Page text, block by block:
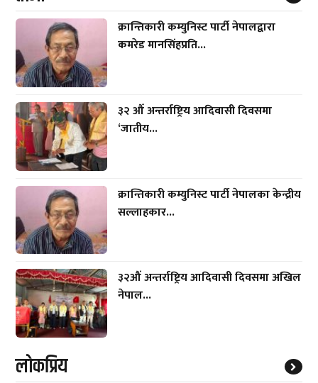
क्रान्तिकारी कम्युनिस्ट पार्टी नेपालद्वारा
कमरेड मानसिंहप्रति...
३२ औँ अन्तर्राष्ट्रिय आदिवासी दिवसमा
‘जातीय...
क्रान्तिकारी कम्युनिस्ट पार्टी नेपालका केन्द्रीय
सल्लाहकार...
३२औं अन्तर्राष्ट्रिय आदिवासी दिवसमा अखिल
नेपाल...
लाेकप्रिय